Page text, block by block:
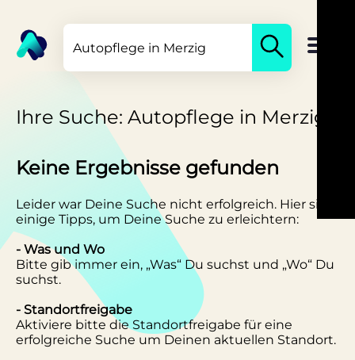
Ihre Suche: Autopflege in Merzig
Keine Ergebnisse gefunden
Leider war Deine Suche nicht erfolgreich. Hier sind
einige Tipps, um Deine Suche zu erleichtern:
- Was und Wo
Bitte gib immer ein, „Was“ Du suchst und „Wo“ Du
suchst.
- Standortfreigabe
Aktiviere bitte die Standortfreigabe für eine
erfolgreiche Suche um Deinen aktuellen Standort.